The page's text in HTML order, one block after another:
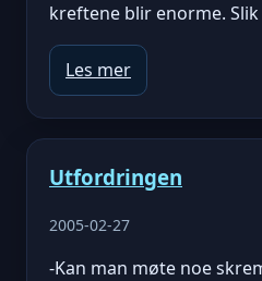
kreftene blir enorme.
Les mer
Utfordringen
2005-02-27
-Kan man møte noe